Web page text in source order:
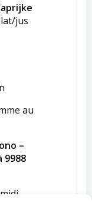
jus
au
–
9988